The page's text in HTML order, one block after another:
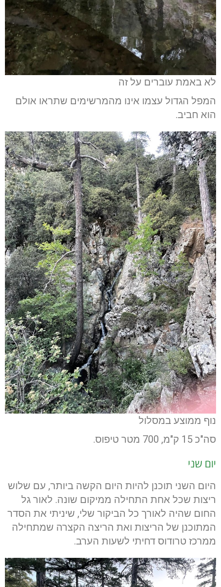
לא באמת עוברים על זה
המפל הגדול עצמו אינו מהמרשימים שתראו אולם
הוא חביב.
נוף ממוצע במסלול
סה"כ 15 ק"מ, 700 מטר טיפוס.
יום שני
היום השני תוכנן להיות היום הקשה ביותר, עם שלוש
ריצות שכל אחת התחילה ממיקום שונה. לאור גל
החום שהיה לאורך כל הביקור שלי, שיניתי את הסדר
המתוכנן של הריצות ואת הריצה הקצרה שמתחילה
ממרכז טרודוס דחיתי לשעות הערב.